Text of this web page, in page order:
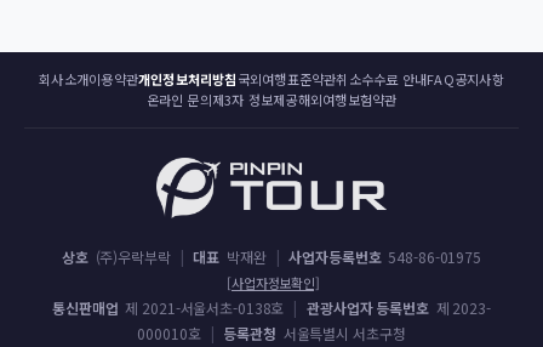
회사소개이용약관개인정보처리방침국외여행표준약관취소수수료 안내FAQ공지사항
온라인 문의제3자 정보제공해외여행보험약관
상호 (주)우락부락 | 대표 박재완 | 사업자등록번호 548-86-01975
[사업자정보확인]
통신판매업 제 2021-서울서초-0138호 | 관광사업자 등록번호 제 2023-
000010호 | 등록관청 서울특별시 서초구청